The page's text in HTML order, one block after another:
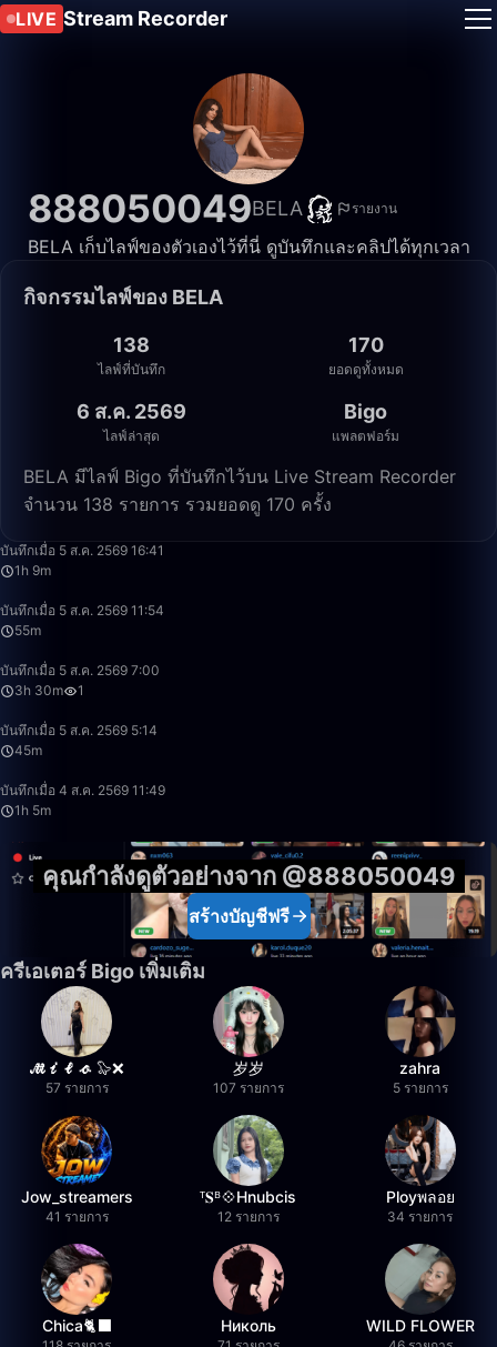
LIVE Stream Recorder
888050049BELA รายงาน
BELA เก็บไลฟ์ของตัวเองไว้ที่นี่ ดูบันทึกและคลิปได้ทุกเวลา
กิจกรรมไลฟ์ของ BELA
138
ไลฟ์ที่บันทึก
170
ยอดดูทั้งหมด
6 ส.ค. 2569
ไลฟ์ล่าสุด
Bigo
แพลตฟอร์ม
BELA มีไลฟ์ Bigo ที่บันทึกไว้บน Live Stream Recorder
จำนวน 138 รายการ รวมยอดดู 170 ครั้ง
บันทึกเมื่อ 5 ส.ค. 2569 16:41
1h 9m
บันทึกเมื่อ 5 ส.ค. 2569 11:54
55m
บันทึกเมื่อ 5 ส.ค. 2569 7:00
3h 30m
1
บันทึกเมื่อ 5 ส.ค. 2569 5:14
45m
บันทึกเมื่อ 4 ส.ค. 2569 11:49
1h 5m
คุณกำลังดูตัวอย่างจาก @888050049
สร้างบัญชีฟรี
ครีเอเตอร์ Bigo เพิ่มเติม
𝓜𝓲𝓵𝓸 🦭❌
57 รายการ
岁岁
107 รายการ
zahra
5 รายการ
Jow_streamers
41 รายการ
ᵀ𝐒ᴮ💠Hnubcis
12 รายการ
Ployพลอย
34 รายการ
Chica🐈‍⬛ Николь WILD FLOWER